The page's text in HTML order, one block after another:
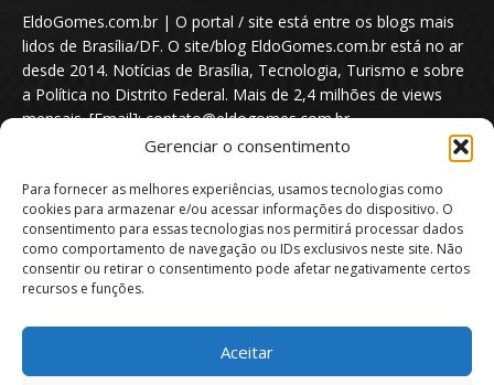
Gerenciar o consentimento
Para fornecer as melhores experiências, usamos tecnologias como
cookies para armazenar e/ou acessar informações do dispositivo. O
consentimento para essas tecnologias nos permitirá processar dados
como comportamento de navegação ou IDs exclusivos neste site. Não
consentir ou retirar o consentimento pode afetar negativamente certos
recursos e funções.
Aceitar
EldoGomes.com.br | O portal / site está entre os blogs mais
lidos de Brasília/DF. O site/blog EldoGomes.com.br está no ar
desde 2014. Notícias de Brasília, Tecnologia, Turismo e sobre
a Política no Distrito Federal. Mais de 2,4 milhões de views
mensais. [Email]: contato@eldogomes.com.br